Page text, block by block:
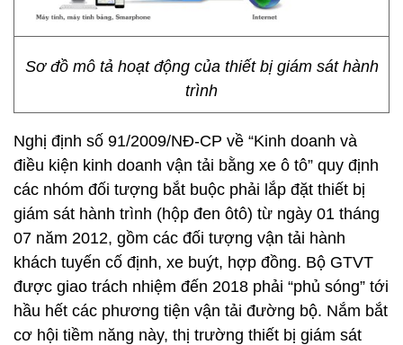
Sơ đồ mô tả hoạt động của thiết bị giám sát hành
trình
Nghị định số 91/2009/NĐ-CP về “Kinh doanh và
điều kiện kinh doanh vận tải bằng xe ô tô” quy định
các nhóm đối tượng bắt buộc phải lắp đặt thiết bị
giám sát hành trình (hộp đen ôtô) từ ngày 01 tháng
07 năm 2012, gồm các đối tượng vận tải hành
khách tuyến cố định, xe buýt, hợp đồng. Bộ GTVT
được giao trách nhiệm đến 2018 phải “phủ sóng” tới
hầu hết các phương tiện vận tải đường bộ. Nắm bắt
cơ hội tiềm năng này, thị trường thiết bị giám sát